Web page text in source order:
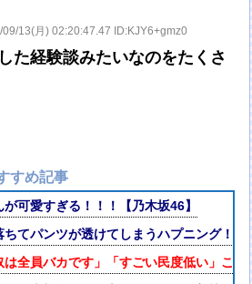
09/13(月) 02:20:47.47 ID:KJY6+gmz0
た経験談みたいなのをたくさ
すめ記事
可愛すぎる！！！【乃木坂46】
てパンツが透けてしまうハプニング！！
は全員バカです」「すごい民度低い」こ